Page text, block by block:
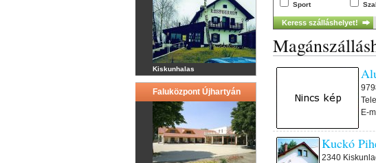
Kiskunhalas
Faluközpont Újhartyán
Sport
E-
Kuckó
2340